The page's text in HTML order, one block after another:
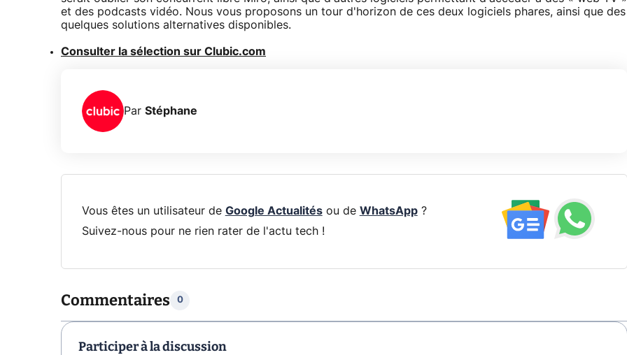
et des podcasts vidéo. Nous vous proposons un tour d'horizon de ces deux logiciels phares, ainsi que des
quelques solutions alternatives disponibles.
Consulter la sélection sur Clubic.com
Par Stéphane
Vous êtes un utilisateur de Google Actualitésou de WhatsApp?
Suivez-nous pour ne rien rater de l'actu tech !
Commentaires 0
Participer à la discussion